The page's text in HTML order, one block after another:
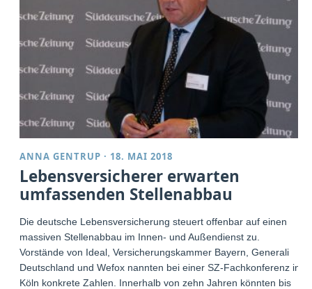
ANNA GENTRUP · 18. MAI 2018
Lebensversicherer erwarten
umfassenden Stellenabbau
Die deutsche Lebensversicherung steuert offenbar auf einen
massiven Stellenabbau im Innen- und Außendienst zu.
Vorstände von Ideal, Versicherungskammer Bayern, Generali
Deutschland und Wefox nannten bei einer SZ-Fachkonferenz in
Köln konkrete Zahlen. Innerhalb von zehn Jahren könnten bis